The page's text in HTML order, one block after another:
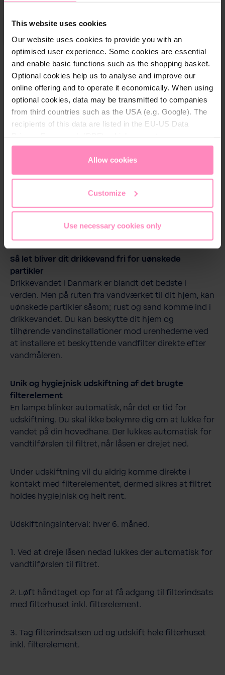
This website uses cookies
Our website uses cookies to provide you with an
optimised user experience. Some cookies are essential
and enable basic functions such as the shopping basket.
Optional cookies help us to analyse and improve our
online offering and to operate it economically. When using
optional cookies, data may be transmitted to companies
from third countries such as the USA (e.g. Google). The
recipients of this data are listed in the EU-US Data
appropriate level of data protection. You canaccept all
only allow necessary cookies
access and change your chosen setting at any time in
Allow cookies
Customize
Use necessary cookies only
q
a
t
Tilføj til indkøbskurv
Klar til forsendelse, estimeret leveringstid:
1-3 hverdage
Gratis fragt fra 899 kr.
30 dages fortrydelsesret
Nem og sikker betaling
består af 2 stk. filterelementer.
Så let bliver dit drikkevand fri for uønskede
partikler
Drikkevandet i Danmark er blandt det bedste i
verden. Men på ruten fra vandværket til dit hjem, kan
uønskede partikler såsom; rust og sand komme ind i
drikkevandet. Du kan beskytte dit hjem og
tilhørende vandinstallationer mod urenhederne ved
at installere et beskyttende vandfilter direkte efter
vandmåleren.
Unik og hygiejnisk udskiftning af det brugte
filterelement
En lampe blinker automatisk, når det er tid for
udskiftning. Du skal ikke bekymre dig om at lukke for
vandet på din hovedhane. Der lukkes automatisk for
vandtilførslen til filtret, når låsen er drejet ned.
Under udskiftning vil du aldrig komme direkte i
kontakt med filterelementet, dermed sikres at filtret
holdes hygiejnisk og helt rent.
Udskiftningsinterval: hver 6. måned.
1. Ved at dreje låsen nedad lukkes der automatisk for
vandtilførslen til filtret.
2. Løft håndtaget op for at få adgang til filterindsats
med filterhuset inkl. filterelement.
3. Tag filterindsatsen ud og udskift hele filterhuset
inkl. filterelement.